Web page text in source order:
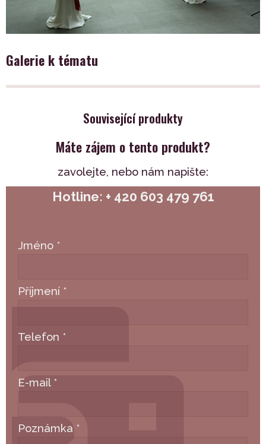
Galerie k tématu
Související produkty
Máte zájem o tento produkt?
zavolejte, nebo nám napište:
Hotline: + 420 603 479 761
Jméno *
Příjmení *
Telefon *
E-mail *
Poznámka *